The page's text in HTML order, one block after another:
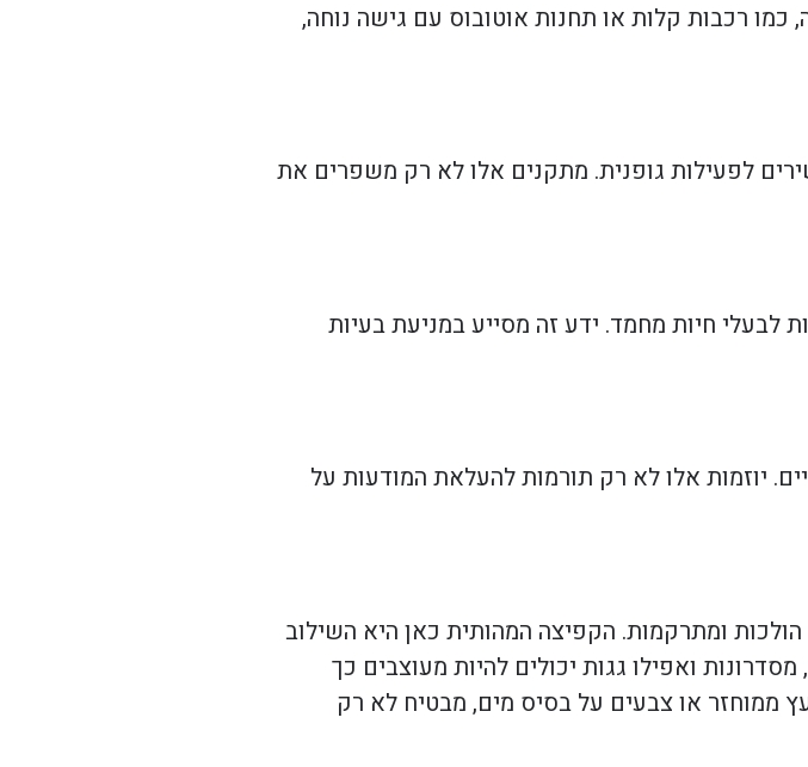
כמו רכבות קלות או תחנות אוטובוס עם גישה נוחה,
לפעילות גופנית. מתקנים אלו לא רק משפרים את
לבעלי חיות מחמד. ידע זה מסייע במניעת בעיות
יוזמות אלו לא רק תורמות להעלאת המודעות על
הולכות ומתרקמות. הקפיצה המהותית כאן היא השילוב
ואפילו גגות יכולים להיות מעוצבים כך
ממוחזר או צבעים על בסיס מים, מבטיח לא רק